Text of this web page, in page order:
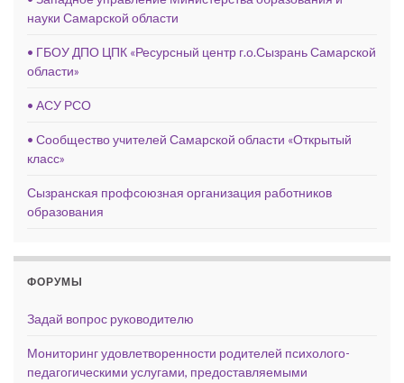
науки Самарской области
• ГБОУ ДПО ЦПК «Ресурсный центр г.о.Сызрань Самарской
области»
• АСУ РСО
• Сообщество учителей Самарской области «Открытый
класс»
Сызранская профсоюзная организация работников
образования
ФОРУМЫ
Задай вопрос руководителю
Мониторинг удовлетворенности родителей психолого-
педагогическими услугами, предоставляемыми